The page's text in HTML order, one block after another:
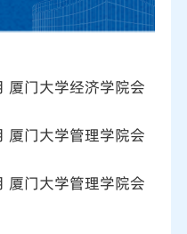
门大学经济学院会
门大学管理学院会
门大学管理学院会